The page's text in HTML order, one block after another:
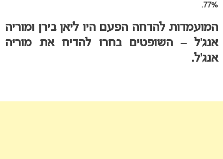
77%.
המועמדות להדחה הפעם היו ליאן בירן ומוריה
אנג’ל – השופטים בחרו להדיח את מוריה
אנג’ל.